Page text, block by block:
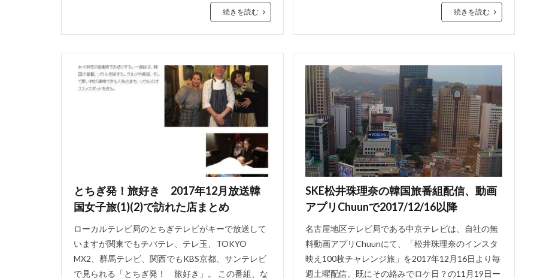
続きを読む 続きを読む
とちぎ発！旅好き 2017年12月放送韓
国女子旅(1)(2)で訪れた店まとめ
ローカルテレビ局のとちぎテレビがキーで放送して
いますが関東でもチバテレ、テレ玉、TOKYO
MX2、群馬テレビ、関西でもKBS京都、サンテレビ
で見られる「とちぎ発！ 旅好き」。 この番組、な
SKE松井珠理奈の韓国旅番組配信、動画
アプリChuunで2017/12/16以降
名古屋地区テレビ局である中京テレビは、自社の無
料動画アプリChuunにて、「松井珠理奈のインスタ
映え100枚チャレンジ旅」を2017年12月16日より毎
週土曜配信。既にその絡みでロケ日？の11月19日ー